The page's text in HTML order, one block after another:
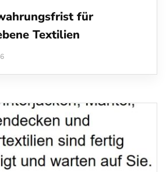
für
Textilien